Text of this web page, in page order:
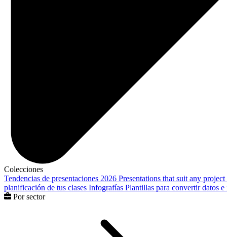
Colecciones
Tendencias de presentaciones 2026 Presentations that suit any project
planificación de tus clases Infografías Plantillas para convertir datos
Por sector